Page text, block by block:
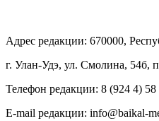
Адрес редакции: 670000,
г. Улан-Удэ, ул. Смолина, 54б,
Телефон редакции: ‎‎8 (924 4) 58
E-mail редакции: info@baikal-